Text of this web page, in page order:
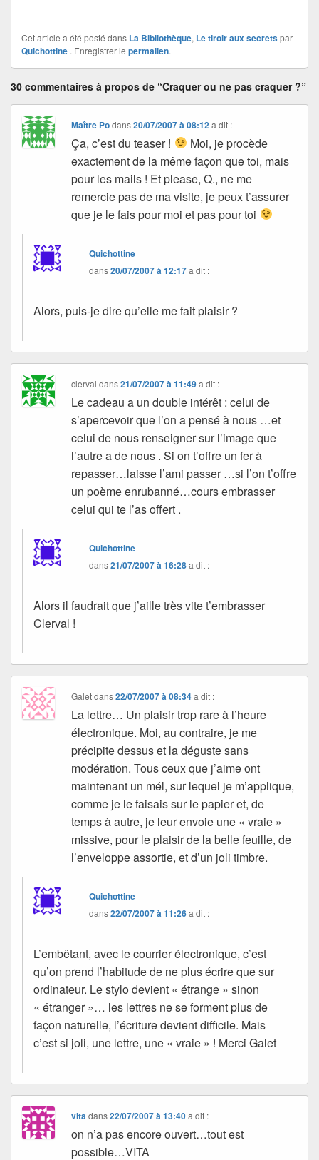
Cet article a été posté dans La Bibliothèque, Le tiroir aux secretspar
Quichottine . Enregistrer le permalien.
30 commentaires à propos de “Craquer ou ne pas craquer ?”
Maître Podans20/07/2007 à 08:12 a dit :
Ça, c’est du teaser !
Moi, je procède
exactement de la même façon que toi, mais
pour les mails ! Et please, Q., ne me
remercie pas de ma visite, je peux t’assurer
que je le fais pour moi et pas pour toi
Quichottine
dans20/07/2007 à 12:17a dit :
Alors, puis-je dire qu’elle me fait plaisir ?
clerval dans21/07/2007 à 11:49 a dit :
Le cadeau a un double intérêt : celui de
s’apercevoir que l’on a pensé à nous …et
celui de nous renseigner sur l’image que
l’autre a de nous . Si on t’offre un fer à
repasser…laisse l’ami passer …si l’on t’offre
un poème enrubanné…cours embrasser
celui qui te l’as offert .
Quichottine
dans21/07/2007 à 16:28a dit :
Alors il faudrait que j’aille très vite t’embrasser
Clerval !
Galetdans22/07/2007 à 08:34 a dit :
La lettre… Un plaisir trop rare à l’heure
électronique. Moi, au contraire, je me
précipite dessus et la déguste sans
modération. Tous ceux que j’aime ont
maintenant un mél, sur lequel je m’applique,
comme je le faisais sur le papier et, de
temps à autre, je leur envoie une « vraie »
missive, pour le plaisir de la belle feuille, de
l’enveloppe assortie, et d’un joli timbre.
Quichottine
dans22/07/2007 à 11:26a dit :
L’embêtant, avec le courrier électronique, c’est
qu’on prend l’habitude de ne plus écrire que sur
ordinateur. Le stylo devient « étrange » sinon
« étranger »… les lettres ne se forment plus de
façon naturelle, l’écriture devient difficile. Mais
c’est si joli, une lettre, une « vraie » ! Merci Galet
vita dans22/07/2007 à 13:40 a dit :
on n’a pas encore ouvert…tout est
possible…VITA